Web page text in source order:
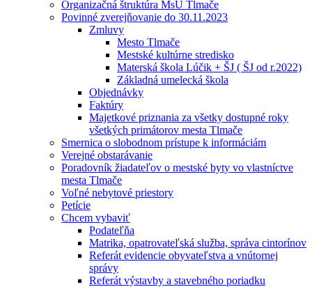
Organizačná štruktúra MsÚ Tlmače
Povinné zverejňovanie do 30.11.2023
Zmluvy
Mesto Tlmače
Mestské kultúrne stredisko
Materská škola Lúčik + ŠJ ( ŠJ od r.2022)
Základná umelecká škola
Objednávky
Faktúry
Majetkové priznania za všetky dostupné roky
všetkých primátorov mesta Tlmače
Smernica o slobodnom prístupe k informáciám
Verejné obstarávanie
Poradovník žiadateľov o mestské byty vo vlastníctve
mesta Tlmače
Voľné nebytové priestory
Petície
Chcem vybaviť
Podateľňa
Matrika, opatrovateľská služba, správa cintorínov
Referát evidencie obyvateľstva a vnútornej
správy
Referát výstavby a stavebného poriadku